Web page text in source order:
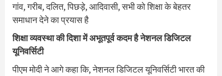
गांव, गरीब, दलित, पिछड़े, आदिवासी, सभी को शिक्षा के बेहतर
समाधान देने का प्रयास है
शिक्षा व्यवस्था की दिशा में अभूतपूर्व कदम है नेशनल डिजिटल
यूनिवर्सिटी
पीएम मोदी ने आगे कहा कि, नेशनल डिजिटल यूनिवर्सिटी भारत की